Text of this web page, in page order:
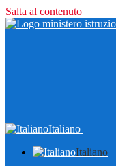
Salta al contenuto
Italiano
Italiano